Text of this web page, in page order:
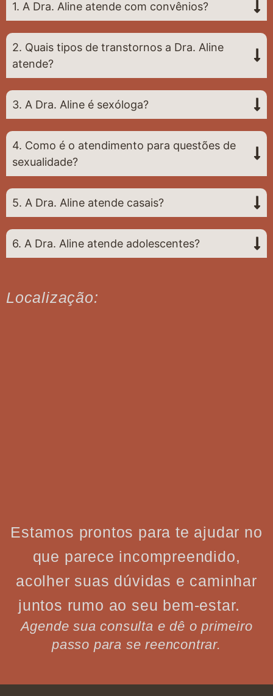
1. A Dra. Aline atende com convênios?
2. Quais tipos de transtornos a Dra. Aline
atende?
3. A Dra. Aline é sexóloga?
4. Como é o atendimento para questões de
sexualidade?
5. A Dra. Aline atende casais?
6. A Dra. Aline atende adolescentes?
Localização:
Estamos prontos para te ajudar no
que parece incompreendido,
acolher suas dúvidas e caminhar
juntos rumo ao seu bem-estar.
Agende sua consulta e dê o primeiro
passo para se reencontrar.